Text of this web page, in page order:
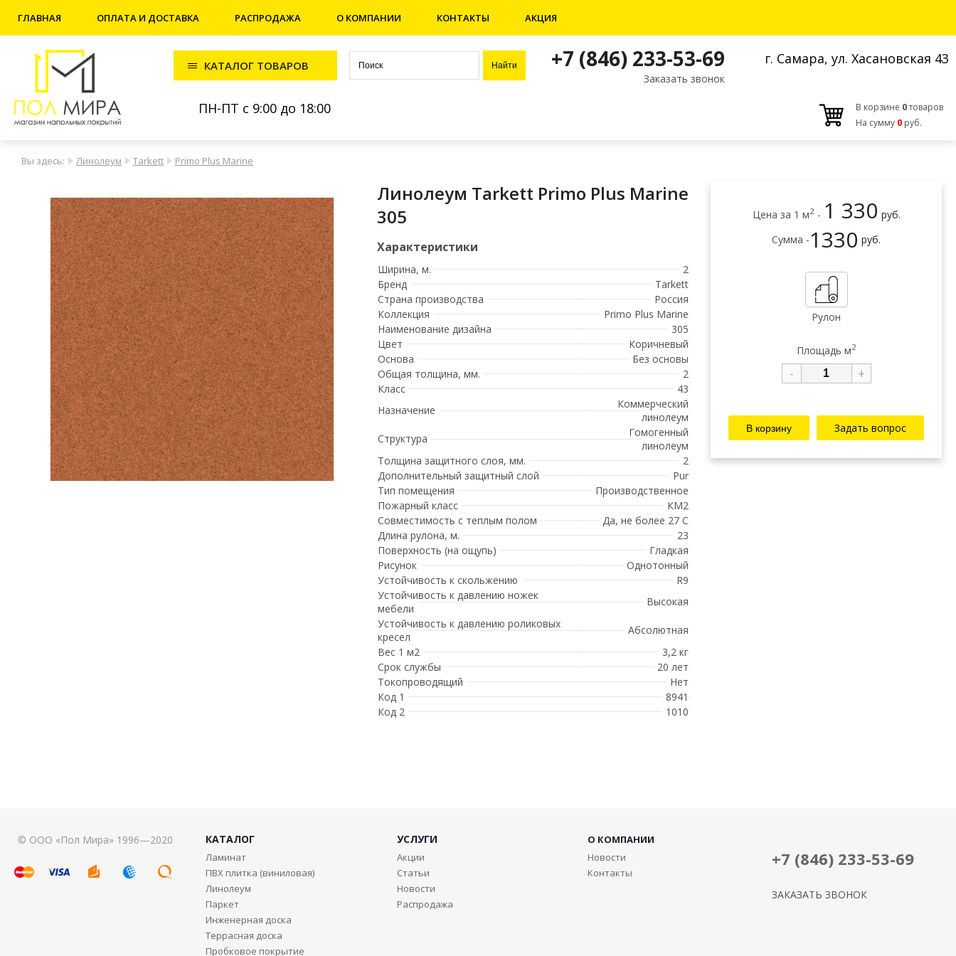
ГЛАВНАЯ ОПЛАТА И ДОСТАВКА РАСПРОДАЖА О КОМПАНИИ КОНТАКТЫ АКЦИЯ
КАТАЛОГ ТОВАРОВ +7 (846) 233-53-69
Заказать звонок
г. Самара, ул. Хасановская 43
ПН-ПТ с 9:00 до 18:00 В корзине 0товаров
На сумму 0 руб.
Вы здесь: Линолеум Tarkett Primo Plus Marine
Линолеум Tarkett Primo Plus Marine
305
Ширина, м.
2
Бренд
Tarkett
Страна производства
Россия
Коллекция
Primo Plus Marine
Наименование дизайна
305
Цвет
Коричневый
Основа
Без основы
Общая толщина, мм.
2
Класс
43
Назначение
Коммерческий
линолеум
Структура
Гомогенный
линолеум
Толщина защитного слоя, мм.
2
Дополнительный защитный слой
Pur
Тип помещения
Производственное
Пожарный класс
КМ2
Совместимость с теплым полом
Да, не более 27 С
Длина рулона, м.
23
Поверхность (на ощупь)
Гладкая
Рисунок
Однотонный
Устойчивость к скольжению
R9
Устойчивость к давлению ножек
мебели
Высокая
Устойчивость к давлению роликовых
кресел
Абсолютная
Вес 1 м2
3,2 кг
Срок службы
20 лет
Токопроводящий
Нет
Код 1
8941
Код 2
1010
Цена за 1 м2- 1 330 руб.
Сумма -1330 руб.
Рулон
Площадь м2
- +
Задать вопрос
© ООО «Пол Мира» 1996—2020 КАТАЛОГ
Ламинат
ПВХ плитка (виниловая)
Линолеум
Паркет
Инженерная доска
Террасная доска
Пробковое покрытие
УСЛУГИ
Акции
Статьи
Новости
Распродажа
О КОМПАНИИ
Новости
Контакты
+7 (846) 233-53-69
ЗАКАЗАТЬ ЗВОНОК